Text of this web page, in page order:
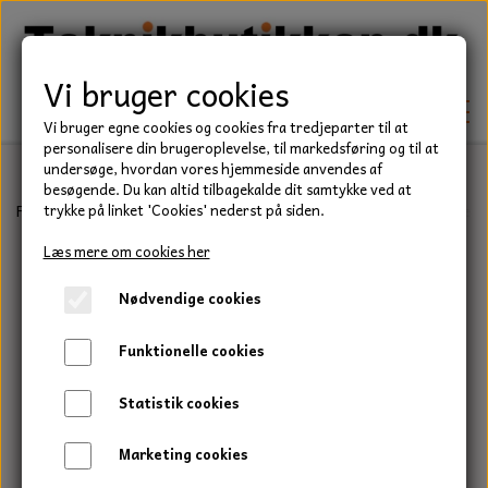
TEKNIK
KILEREMME
LEJER
PAKDÅSER
LÅSERINGE
BEFÆSTELSE
HAVE/PARK
UNIVERSALE REMME TIL PLÆNEKLIPPER OG
HAVETRAKTOR
TRAKTOR/ENTREPRENØR
Forside Teknik Lejer Sporkuglelejer 6000 Serie
Vi bruger cookies
Vi bruger egne cookies og cookies fra tredjeparter til at
personalisere din brugeroplevelse, til markedsføring og til at
undersøge, hvordan vores hjemmeside anvendes af
besøgende. Du kan altid tilbagekalde dit samtykke ved at
trykke på linket 'Cookies' nederst på siden.
Læs mere om cookies her
Nødvendige cookies
Funktionelle cookies
Statistik cookies
Marketing cookies